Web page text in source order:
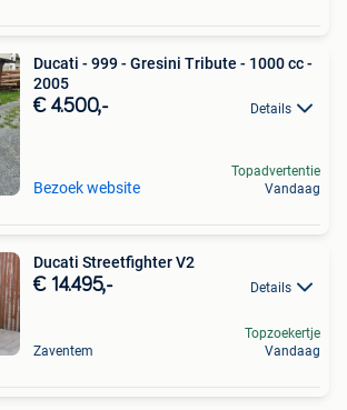
Ducati - 999 - Gresini Tribute - 1000 cc -
2005
€ 4.500,- Details
Bezoek website
Topadvertentie
Vandaag
Ducati Streetfighter V2
€ 14.495,- Details
Zaventem
Topzoekertje
Vandaag